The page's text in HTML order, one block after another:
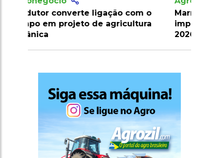
Marrocos suspende tarifas de
importação de carnes e ovinos até
2026